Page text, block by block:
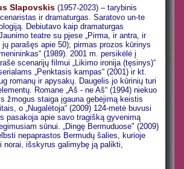
Slapovskis (1957-2023) – tarybinis
ir dramaturgas. Saratovo un-te
Debiutavo kaip dramaturgas
teatre su pjese „Pirma, ir antra, ir
jų parašęs apie 50); pirmas prozos kūrinys
(1989). 2001 m. persikėlė į
scenarijų filmui „Likimo ironija (tęsinys)“
„Penktasis kampas“ (2001) ir kt.
romanų ir apysakų. Daugelis jo kūrinių turi
Romane „Aš - ne Aš“ (1994) niekuo
žmogus staiga įgauna gebėjimą keistis
o „Nugalėtoja“ (2009) 124-metė buvusi
pasakoja apie savo tragišką gyvenimą
sūnui. „Dingę Bermuduose" (2009)
nepaprastos Bermudų šalies, kurioje
norai, išskyrus galimybę ją palikti,